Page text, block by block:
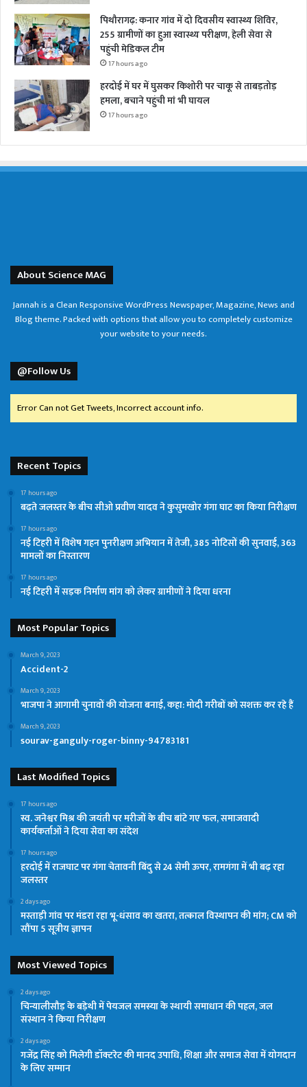
पिथौरागढ़: कनार गांव में दो दिवसीय स्वास्थ्य शिविर,
255 ग्रामीणों का हुआ स्वास्थ्य परीक्षण, हेली सेवा से
पहुंची मेडिकल टीम
17 hours ago
हरदोई में घर में घुसकर किशोरी पर चाकू से ताबड़तोड़
हमला, बचाने पहुंची मां भी घायल
17 hours ago
About Science MAG
Jannah is a Clean Responsive WordPress Newspaper, Magazine, News and
Blog theme. Packed with options that allow you to completely customize
your website to your needs.
@Follow Us
Error Can not Get Tweets, Incorrect account info.
Recent Topics
17 hours ago
बढ़ते जलस्तर के बीच सीओ प्रवीण यादव ने कुसुमखोर गंगा घाट का किया निरीक्षण
17 hours ago
नई टिहरी में विशेष गहन पुनरीक्षण अभियान में तेजी, 385 नोटिसों की सुनवाई, 363
मामलों का निस्तारण
17 hours ago
नई टिहरी में सड़क निर्माण मांग को लेकर ग्रामीणों ने दिया धरना
Most Popular Topics
March 9, 2023
Accident-2
March 9, 2023
भाजपा ने आगामी चुनावों की योजना बनाई, कहा: मोदी गरीबों को सशक्त कर रहे हैं
March 9, 2023
sourav-ganguly-roger-binny-94783181
Last Modified Topics
17 hours ago
स्व. जनेश्वर मिश्र की जयंती पर मरीजों के बीच बांटे गए फल, समाजवादी
कार्यकर्ताओं ने दिया सेवा का संदेश
17 hours ago
हरदोई में राजघाट पर गंगा चेतावनी बिंदु से 24 सेमी ऊपर, रामगंगा में भी बढ़ रहा
जलस्तर
2 days ago
मस्ताड़ी गांव पर मंडरा रहा भू-धंसाव का खतरा, तत्काल विस्थापन की मांग; CM को
सौंपा 5 सूत्रीय ज्ञापन
Most Viewed Topics
2 days ago
चिन्यालीसौड़ के बड़ेथी में पेयजल समस्या के स्थायी समाधान की पहल, जल
संस्थान ने किया निरीक्षण
2 days ago
गजेंद्र सिंह को मिलेगी डॉक्टरेट की मानद उपाधि, शिक्षा और समाज सेवा में योगदान
के लिए सम्मान